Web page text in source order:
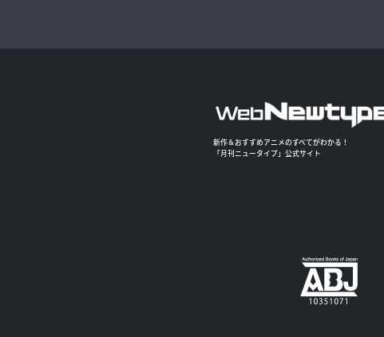
新作＆おすすめアニメのすべてがわかる！
「月刊ニュータイプ」公式サイト